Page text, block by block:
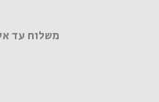
משלוח עד